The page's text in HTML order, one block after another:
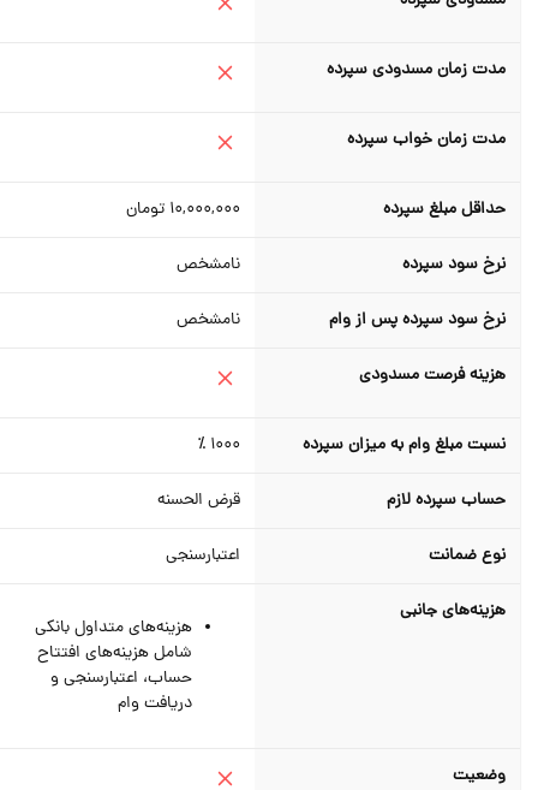
مدت زمان مسدودی سپرده
مدت زمان خواب سپرده
حداقل مبلغ سپرده 10,000,000تومان
نرخ سود سپرده نامشخص
نرخ سود سپرده پس از وام نامشخص
هزینه فرصت مسدودی
نسبت مبلغ وام به میزان سپرده
حساب سپرده لازم قرض الحسنه
نوع ضمانت اعتبارسنجی
هزینه‌های جانبی
هزینه‌های متداول بانکی
شامل هزینه‌های افتتاح
حساب، اعتبارسنجی و
دریافت وام
وضعیت